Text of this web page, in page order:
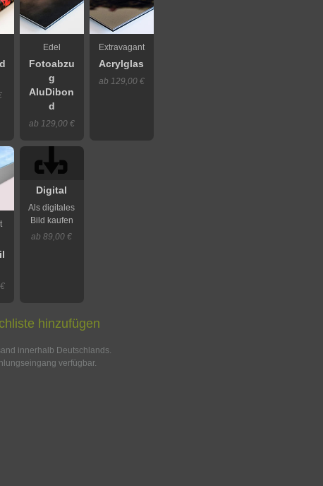
Edel
Fotoabzu
g
AluDibon
d
ab 129,00 €
Extravagant
Acrylglas
ab 129,00 €
Digital
Als digitales
Bild kaufen
ab 89,00 €
hinzufügen
innerhalb Deutschlands.
verfügbar.